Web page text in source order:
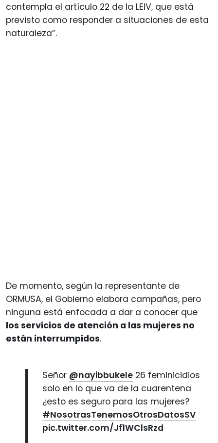
contempla el artículo 22 de la LEIV, que está
previsto como responder a situaciones de esta
naturaleza”.
De momento, según la representante de
ORMUSA, el Gobierno elabora campañas, pero
ninguna está enfocada a dar a conocer que
los servicios de atención a las mujeres no
están interrumpidos.
Señor @nayibbukele 26 feminicidios
solo en lo que va de la cuarentena
¿esto es seguro para las mujeres?
#NosotrasTenemosOtrosDatosSV
pic.twitter.com/Jf1WClsRzd